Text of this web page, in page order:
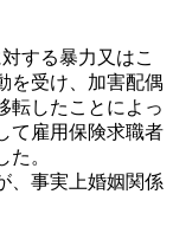
する暴力又はこ
を受け、加害配偶
転したことによっ
て雇用保険求職者
。
、事実上婚姻関係